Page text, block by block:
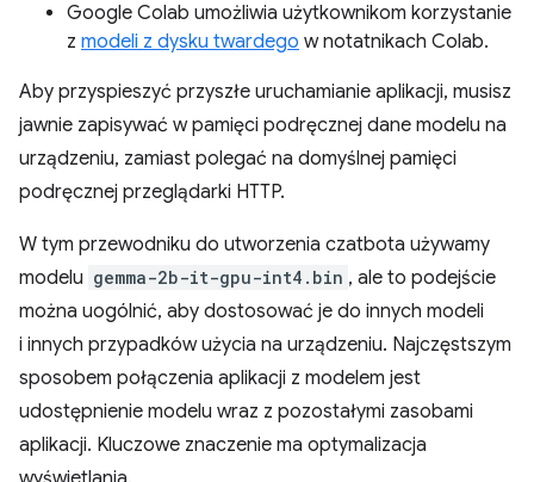
Google Colab umożliwia użytkownikom korzystanie
z modeli z dysku twardego w notatnikach Colab.
Aby przyspieszyć przyszłe uruchamianie aplikacji, musisz
jawnie zapisywać w pamięci podręcznej dane modelu na
urządzeniu, zamiast polegać na domyślnej pamięci
podręcznej przeglądarki HTTP.
W tym przewodniku do utworzenia czatbota używamy
modelu gemma-2b-it-gpu-int4.bin , ale to podejście
można uogólnić, aby dostosować je do innych modeli
i innych przypadków użycia na urządzeniu. Najczęstszym
sposobem połączenia aplikacji z modelem jest
udostępnienie modelu wraz z pozostałymi zasobami
aplikacji. Kluczowe znaczenie ma optymalizacja